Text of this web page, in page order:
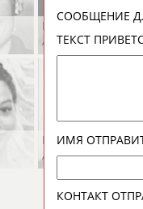
Екатерина
АБРАМОВА
Иракли
АБРАМЯН
СООБЩЕНИЕ
ТЕКСТ
ИМЯ
КОНТАКТ